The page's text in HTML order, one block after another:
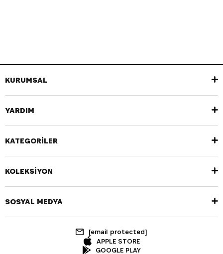
KURUMSAL
YARDIM
KATEGORİLER
KOLEKSİYON
SOSYAL MEDYA
[email protected]
APPLE STORE
GOOGLE PLAY